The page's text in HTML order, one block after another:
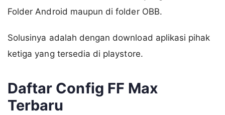
Folder Android maupun di folder OBB.
Solusinya adalah dengan download aplikasi pihak
ketiga yang tersedia di playstore.
Daftar Config FF Max
Terbaru